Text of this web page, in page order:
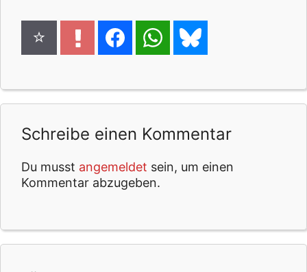
Schreibe einen Kommentar
Du musst angemeldet sein, um einen
Kommentar abzugeben.